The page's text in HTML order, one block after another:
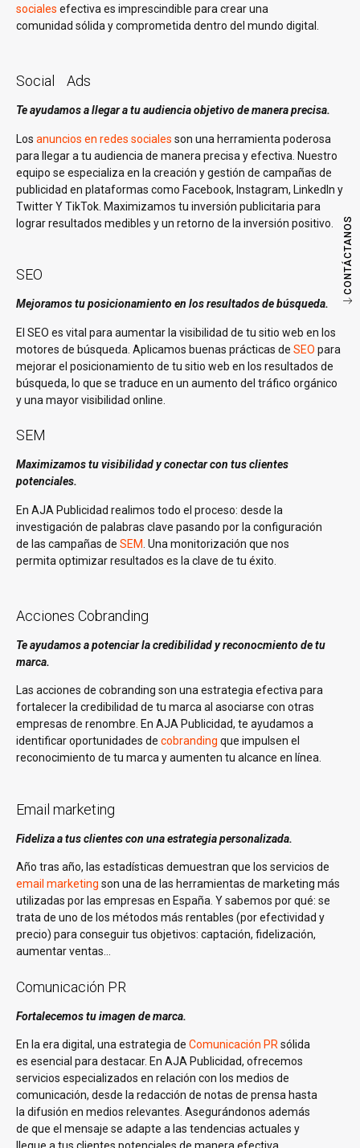
CONTÁCTANOS
sociales efectiva es imprescindible para crear una
comunidad sólida y comprometida dentro del mundo digital.
Social Ads
Te ayudamos a llegar a tu audiencia objetivo de manera precisa.
Los anuncios en redes sociales son una herramienta poderosa
para llegar a tu audiencia de manera precisa y efectiva. Nuestro
equipo se especializa en la creación y gestión de campañas de
publicidad en plataformas como Facebook, Instagram, LinkedIn y
Twitter Y TikTok. Maximizamos tu inversión publicitaria para
lograr resultados medibles y un retorno de la inversión positivo.
SEO
Mejoramos tu posicionamiento en los resultados de búsqueda.
El SEO es vital para aumentar la visibilidad de tu sitio web en los
motores de búsqueda. Aplicamos buenas prácticas de SEO para
mejorar el posicionamiento de tu sitio web en los resultados de
búsqueda, lo que se traduce en un aumento del tráfico orgánico
y una mayor visibilidad online.
SEM
Maximizamos tu visibilidad y conectar con tus clientes
potenciales.
En AJA Publicidad realimos todo el proceso: desde la
investigación de palabras clave pasando por la configuración
de las campañas de SEM . Una monitorización que nos
permita optimizar resultados es la clave de tu éxito.
Acciones Cobranding
Te ayudamos a potenciar la credibilidad y reconocmiento de tu
marca.
Las acciones de cobranding son una estrategia efectiva para
fortalecer la credibilidad de tu marca al asociarse con otras
empresas de renombre. En AJA Publicidad, te ayudamos a
identificar oportunidades de cobranding que impulsen el
reconocimiento de tu marca y aumenten tu alcance en línea.
Email marketing
Fideliza a tus clientes con una estrategia personalizada.
Año tras año, las estadísticas demuestran que los servicios de
email marketing son una de las herramientas de marketing más
utilizadas por las empresas en España. Y sabemos por qué: se
trata de uno de los métodos más rentables (por efectividad y
precio) para conseguir tus objetivos: captación, fidelización,
aumentar ventas…
Comunicación PR
Fortalecemos tu imagen de marca.
En la era digital, una estrategia de Comunicación PRsólida
es esencial para destacar. En AJA Publicidad, ofrecemos
servicios especializados en relación con los medios de
comunicación, desde la redacción de notas de prensa hasta
la difusión en medios relevantes. Asegurándonos además
de que el mensaje se adapte a las tendencias actuales y